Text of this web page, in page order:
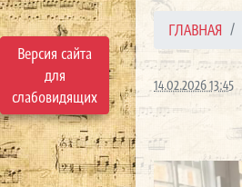
Версия сайта
для
слабовидящих
ГЛАВНАЯ
14.02.2026 13:45